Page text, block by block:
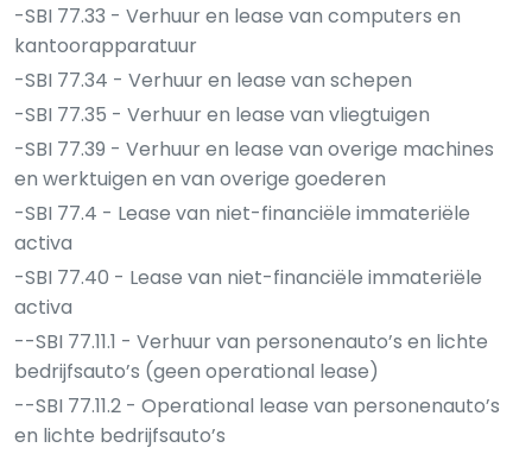
-SBI 77.33 - Verhuur en lease van computers en
kantoorapparatuur
-SBI 77.34 - Verhuur en lease van schepen
-SBI 77.35 - Verhuur en lease van vliegtuigen
-SBI 77.39 - Verhuur en lease van overige machines
en werktuigen en van overige goederen
-SBI 77.4 - Lease van niet-financiële immateriële
activa
-SBI 77.40 - Lease van niet-financiële immateriële
activa
--SBI 77.11.1 - Verhuur van personenauto’s en lichte
bedrijfsauto’s (geen operational lease)
--SBI 77.11.2 - Operational lease van personenauto’s
en lichte bedrijfsauto’s